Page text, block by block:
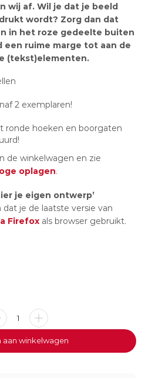
wij af. Wil je dat je beeld
wordt? Zorg dan dat
in het roze gedeelte buiten
een ruime marge tot aan de
(tekst)elementen.
2 exemplaren!
hoeken en boorgaten
de winkelwagen en zie
oplagen.
je eigen ontwerp’
dat je de laatste versie van
Firefox als browser gebruikt.
aan winkelwagen